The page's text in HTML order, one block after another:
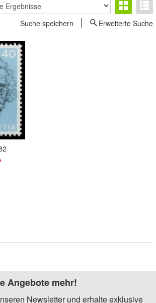
Suche speichern
Erweiterte Suche
Angebote mehr!
Newsletter und erhalte exklusive